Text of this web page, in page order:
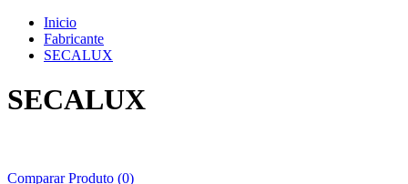
Inicio
Fabricante
SECALUX
SECALUX
Comparar Produto (0)